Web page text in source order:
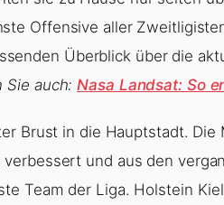
Offensive aller
Überblick über die
Sie auch:Nasa Landsat: So
Brust in die Hauptstadt. Die
und aus den
Team der Liga. Holstein